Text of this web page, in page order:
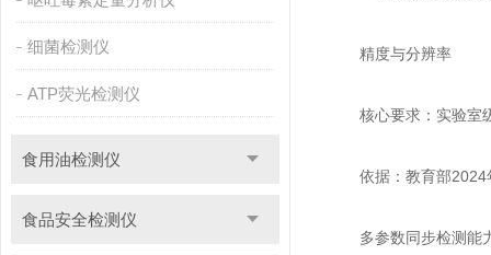
细菌检测仪
ATP荧光检测仪
食用油检测仪
食品安全检测仪
精度与分辨率
核心要求：实验室级
依据：教育部2024年
多参数同步检测能